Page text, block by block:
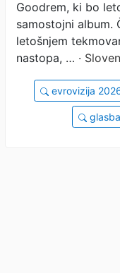
Goodrem, ki bo
samostojni album.
letošnjem
nastopa, … ·
evrovizija
glasba